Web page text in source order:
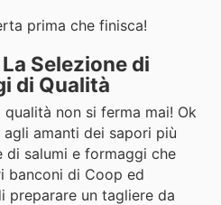
prima che finisca!
Selezione di
di Qualità
non si ferma mai! Ok
amanti dei sapori più
di salumi e formaggi che
banconi di Coop ed
preparare un tagliere da